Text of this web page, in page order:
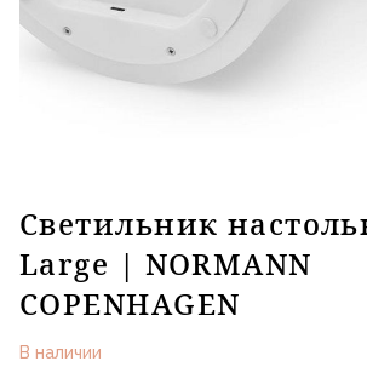
Светильник
Large | NORMANN
COPENHAGEN
В наличии